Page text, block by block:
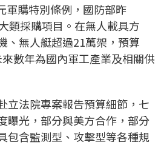
軍購特別條例，國防部昨
類採購項目。在無人載具方
、無人艇超過21萬架，預算
數年為國內軍工產業及相關供
立法院專案報告預算細節，七
曝光，部分與美方合作，部分
包含監測型、攻擊型等各種規